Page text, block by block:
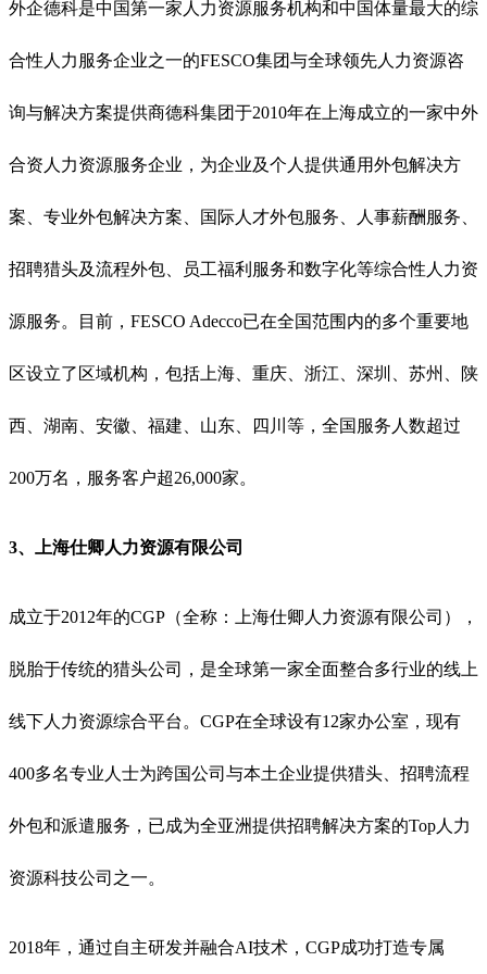
外企德科是中国第一家人力资源服务机构和中国体量最大的综
合性人力服务企业之一的FESCO集团与全球领先人力资源咨
询与解决方案提供商德科集团于2010年在上海成立的一家中外
合资人力资源服务企业，为企业及个人提供通用外包解决方
案、专业外包解决方案、国际人才外包服务、人事薪酬服务、
招聘猎头及流程外包、员工福利服务和数字化等综合性人力资
源服务。目前，FESCO Adecco已在全国范围内的多个重要地
区设立了区域机构，包括上海、重庆、浙江、深圳、苏州、陕
西、湖南、安徽、福建、山东、四川等，全国服务人数超过
200万名，服务客户超26,000家。
3、 上海仕卿人力资源有限公司
成立于2012年的CGP（全称：上海仕卿人力资源有限公司），
脱胎于传统的猎头公司，是全球第一家全面整合多行业的线上
线下人力资源综合平台。CGP在全球设有12家办公室，现有
400多名专业人士为跨国公司与本土企业提供猎头、招聘流程
外包和派遣服务，已成为全亚洲提供招聘解决方案的Top人力
资源科技公司之一。
2018年，通过自主研发并融合AI技术，CGP成功打造专属